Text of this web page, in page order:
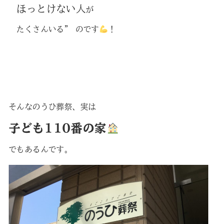
ほっとけない人 が
たくさんいる” のです ！
そんなのうひ葬祭、実は
子ども110番の家
でもあるんです。